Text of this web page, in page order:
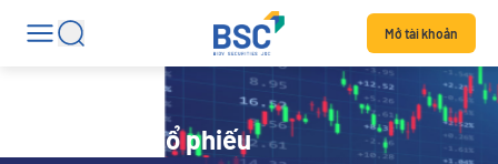
Mở tài khoản
Tin tức mã cổ phiếu